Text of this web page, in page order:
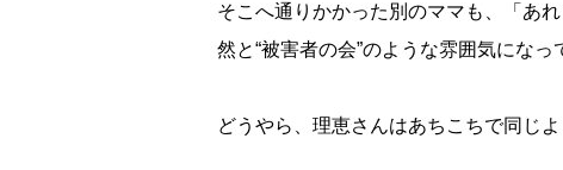
そこへ通りかかった別のママも、「あ
然と“被害者の会”のような雰囲気になっ
どうやら、理恵さんはあちこちで同じ